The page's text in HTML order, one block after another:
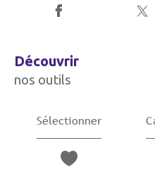
découvrir
nos outils
Sélectionner